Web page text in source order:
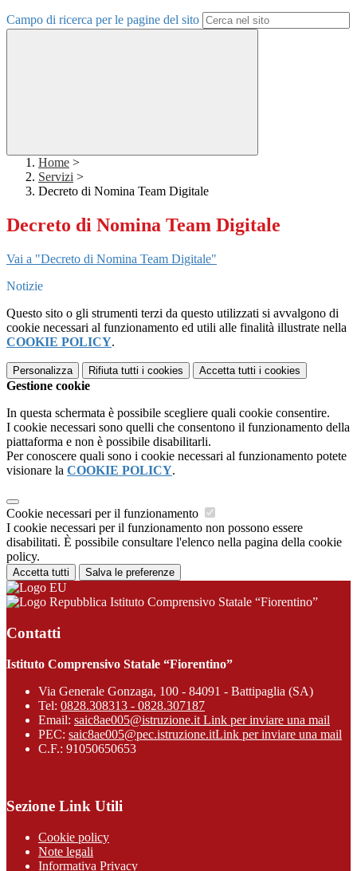
Campo di ricerca per le pagine del sito
Home >
Servizi >
Decreto di Nomina Team Digitale
Decreto di Nomina Team Digitale
Vai a "Decreto di Nomina Team Digitale"
Notizie
Questo sito o gli strumenti terzi da questo utilizzati si avvalgono di
cookie necessari al funzionamento ed utili alle finalità illustrate nella
COOKIE POLICY.
Personalizza Rifiuta tutti i cookies Accetta tutti i cookies
Gestione cookie
In questa schermata è possibile scegliere quali cookie consentire.
I cookie necessari sono quelli che consentono il funzionamento della
piattaforma e non è possibile disabilitarli.
Per conoscere quali sono i cookie necessari al funzionamento potete
visionare la COOKIE POLICY.
Cookie necessari per il funzionamento
I cookie necessari per il funzionamento non possono essere
disabilitati. È possibile consultare l'elenco nella pagina della cookie
policy.
Accetta tutti Salva le preferenze
Istituto Comprensivo Statale “Fiorentino”
Contatti
Istituto Comprensivo Statale “Fiorentino”
Via Generale Gonzaga, 100 - 84091 - Battipaglia (SA)
Tel: 0828.308313 - 0828.307187
Email: saic8ae005@istruzione.it Link per inviare una mail
PEC: saic8ae005@pec.istruzione.itLink per inviare una mail
C.F.: 91050650653
Sezione Link Utili
Cookie policy
Note legali
Informativa Privacy